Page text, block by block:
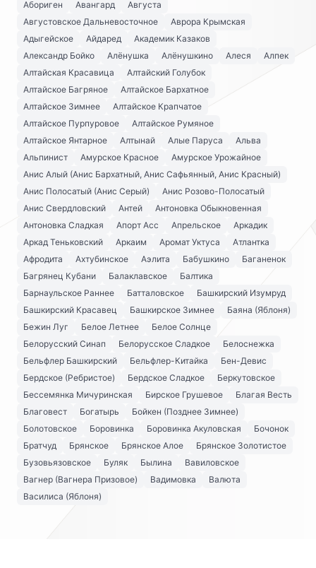
Абориген Авангард
Августа
Августовское Дальневосточное
Аврора Крымская
Адыгейское
Айдаред
Академик Казаков
Александр Бойко
Алёнушка Алёнушкино Алеся
Алпек
Алтайская Красавица
Алтайский Голубок
Алтайское Багряное
Алтайское Бархатное
Алтайское Зимнее
Алтайское Крапчатое
Алтайское Пурпуровое
Алтайское Румяное
Алтайское Янтарное
Алтынай Алые Паруса
Альва
Альпинист
Амурское Красное
Амурское Урожайное
Анис Алый (Анис Бархатный, Анис Сафьянный, Анис Красный)
Анис Полосатый (Анис Серый)
Анис Розово-Полосатый
Анис Свердловский
Антей
Антоновка Обыкновенная
Антоновка Сладкая
Апорт Асс Апрельское
Аркадик
Аркад Теньковский
Аркаим Аромат Уктуса
Атлантка
Афродита
Ахтубинское Аэлита Бабушкино
Баганенок
Багрянец Кубани
Балаклавское
Балтика
Барнаульское Раннее
Батталовское
Башкирский Изумруд
Башкирский Красавец
Башкирское Зимнее
Баяна (Яблоня)
Бежин Луг
Белое Летнее
Белое Солнце
Белорусский Синап
Белорусское Сладкое
Белоснежка
Бельфлер Башкирский
Бельфлер-Китайка
Бен-Девис
Бердское (Ребристое)
Бердское Сладкое
Беркутовское
Бессемянка Мичуринская
Бирское Грушевое
Благая Весть
Благовест
Богатырь
Бойкен (Позднее Зимнее)
Болотовское
Боровинка Боровинка Акуловская
Бочонок
Братчуд
Брянское Брянское Алое
Брянское Золотистое
Бузовьязовское
Буляк Былина
Вавиловское
Вагнер (Вагнера Призовое)
Вадимовка
Валюта
Василиса (Яблоня)